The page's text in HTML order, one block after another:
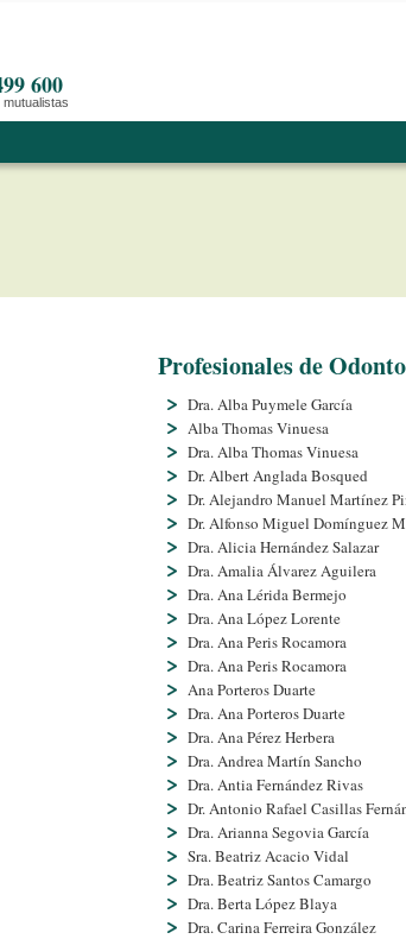
600
mutualistas
Profesionales de
Dra. Alba Puymele Garcí­a
Alba Thomas Vinuesa
Dra. Alba Thomas Vinuesa
Dr. Albert Anglada Bosqued
Dr. Alejandro Manuel Martí­nez
Dr. Alfonso Miguel Domí­nguez
Dra. Alicia Hernández Salazar
Dra. Amalia Álvarez Aguilera
Dra. Ana Lérida Bermejo
Dra. Ana López Lorente
Dra. Ana Peris Rocamora
Dra. Ana Peris Rocamora
Ana Porteros Duarte
Dra. Ana Porteros Duarte
Dra. Ana Pérez Herbera
Dra. Andrea Martí­n Sancho
Dra. Antia Fernández Rivas
Dr. Antonio Rafael Casillas
Dra. Arianna Segovia Garcí­a
Sra. Beatriz Acacio Vidal
Dra. Beatriz Santos Camargo
Dra. Berta López Blaya
Dra. Carina Ferreira González